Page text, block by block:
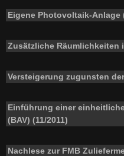
Eigene Photovoltaik-Anlage
Zusätzliche Räumlichkeiten
Versteigerung zugunsten
Einführung einer
(BAV) (11/2011)
Nachlese zur FMB